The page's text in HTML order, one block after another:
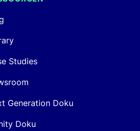
Studies
Generation Doku
Doku